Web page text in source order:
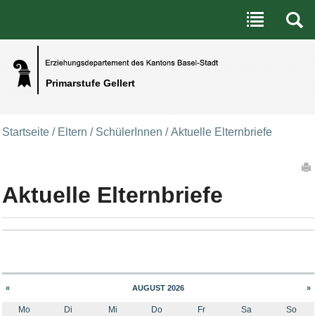
Primarstufe Gellert
Benutzerspezifische Werkzeuge
Direkt zum Inhalt|Direkt zur Navigation
Startseite / Eltern / SchülerInnen /Aktuelle Elternbriefe
Aktuelle Elternbriefe
« AUGUST 2026 »
Mo Di Mi Do Fr Sa
So